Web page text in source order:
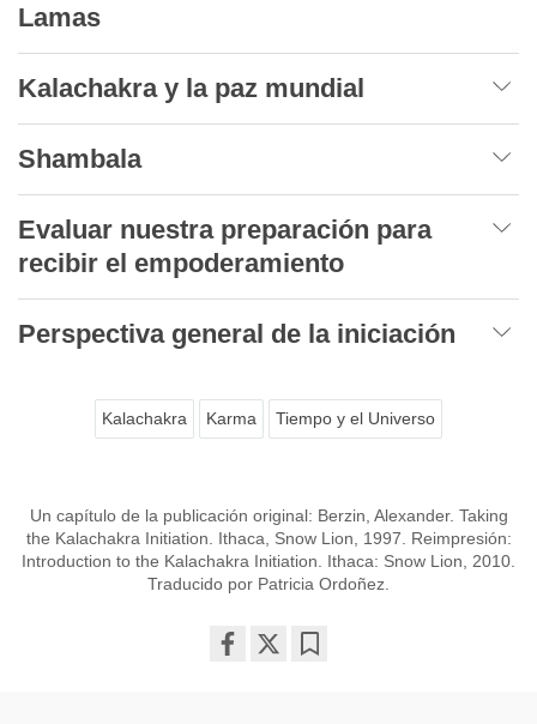
Lamas
Kalachakra y la paz mundial
Shambala
Evaluar nuestra preparación para
recibir el empoderamiento
Perspectiva general de la iniciación
Kalachakra Karma Tiempo y el Universo
Un capítulo de la publicación original: Berzin, Alexander. Taking
the Kalachakra Initiation. Ithaca, Snow Lion, 1997. Reimpresión:
Introduction to the Kalachakra Initiation. Ithaca: Snow Lion, 2010.
Traducido por Patricia Ordoñez.